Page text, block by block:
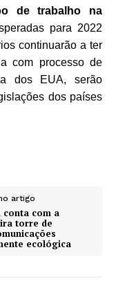
de trabalho na
para 2022
continuarão a ter
com processo de
dos EUA, serão
dos países
artigo
conta com a
torre de
ecológica